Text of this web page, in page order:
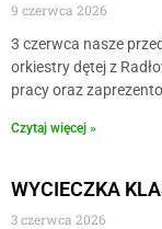
9 czerwca 2026
3 czerwca nasze
orkiestry dętej z
pracy oraz
Czytaj więcej »
WYCIECZKA
3 czerwca 2026